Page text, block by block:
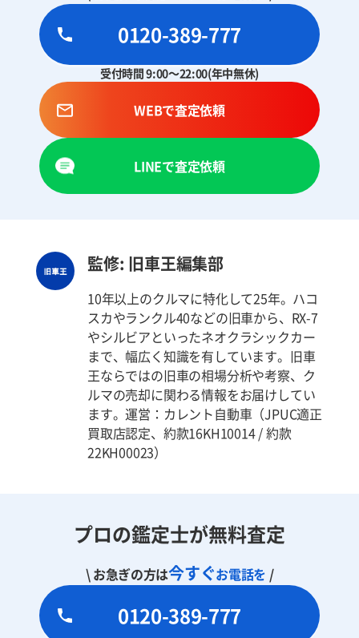
0120-389-777
受付時間 9:00～22:00(年中無休)
WEBで査定依頼
LINEで査定依頼
監修: 旧車王編集部
10年以上のクルマに特化して25年。ハコ
スカやランクル40などの旧車から、RX-7
やシルビアといったネオクラシックカー
まで、幅広く知識を有しています。旧車
王ならではの旧車の相場分析や考察、ク
ルマの売却に関わる情報をお届けしてい
ます。運営：カレント自動車（JPUC適正
買取店認定、約款16KH10014 / 約款
22KH00023）
プロの鑑定士が無料査定
\ お急ぎの方は今すぐお電話を /
0120-389-777